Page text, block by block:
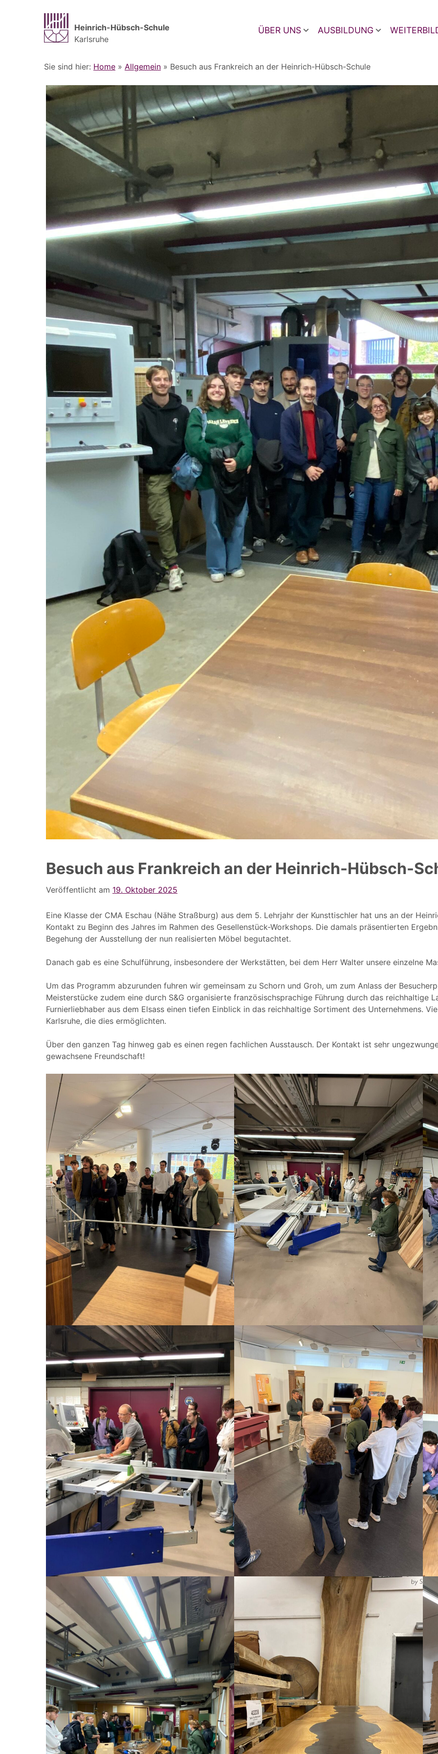
Heinrich-Hübsch-Schule
Karlsruhe
ÜBER UNS AUSBILDUNG
Sie sind hier: Home » Allgemein » Besuch aus Frankreich an der Heinrich-Hübsch-Schule
Besuch aus Frankreich an der Heinrich-Hübsch-
Veröffentlicht am 19. Oktober 2025
Eine Klasse der CMA Eschau (Nähe Straßburg) aus dem 5. Lehrjahr der Kunsttischler hat uns an der
Kontakt zu Beginn des Jahres im Rahmen des Gesellenstück-Workshops. Die damals präsentierten
Begehung der Ausstellung der nun realisierten Möbel begutachtet.
Danach gab es eine Schulführung, insbesondere der Werkstätten, bei dem Herr Walter unsere einzelne
Um das Programm abzurunden fuhren wir gemeinsam zu Schorn und Groh, um zum Anlass der
Meisterstücke zudem eine durch S&G organisierte französischsprachige Führung durch das reichhaltige
Furnierliebhaber aus dem Elsass einen tiefen Einblick in das reichhaltige Sortiment des Unternehmens.
Karlsruhe, die dies ermöglichten.
Über den ganzen Tag hinweg gab es einen regen fachlichen Ausstausch. Der Kontakt ist sehr
gewachsene Freundschaft!